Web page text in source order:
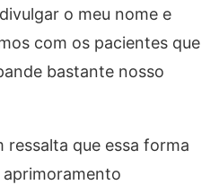
o meu nome e
com os pacientes que
bastante nosso
ressalta que essa forma